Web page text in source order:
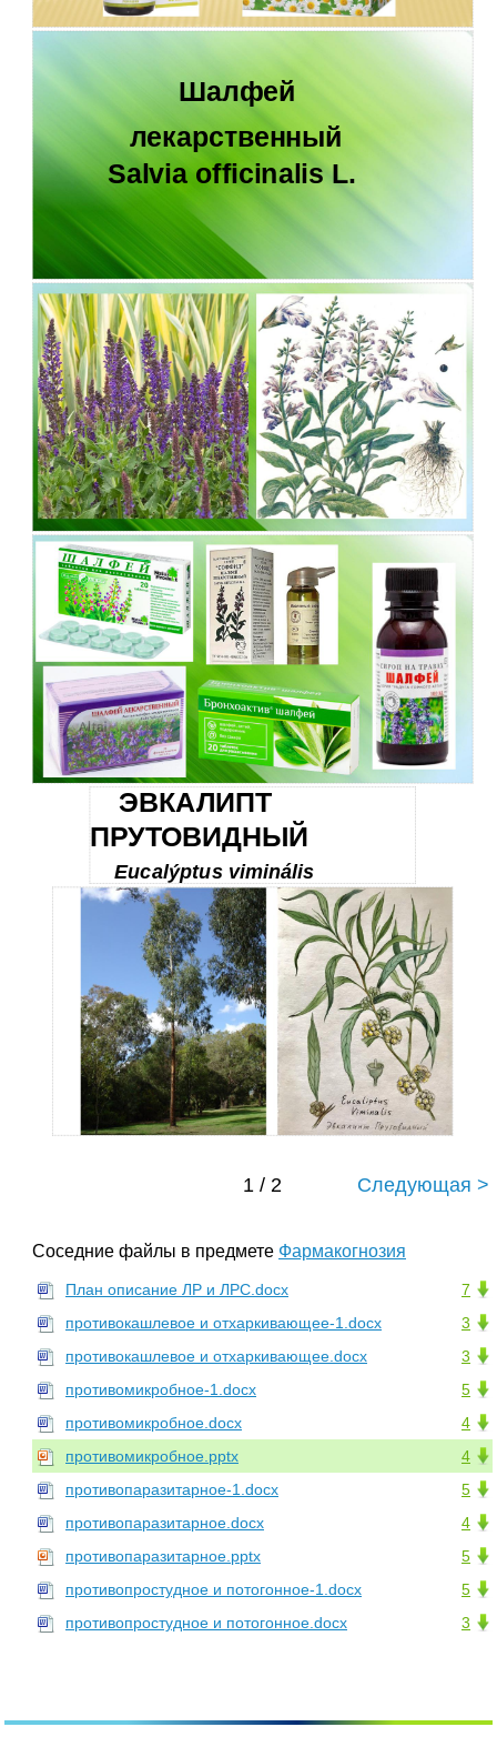
Шалфей
лекарственный
Salvia officinalis L.
ЭВКАЛИПТ
ПРУТОВИДНЫЙ
Eucalýptus viminális
1 / 2 Следующая >
Соседние файлы в предмете Фармакогнозия
7
План описание ЛР и ЛРС.docx
3
противокашлевое и отхаркивающее-1.docx
3
противокашлевое и отхаркивающее.docx
5
противомикробное-1.docx
4
противомикробное.docx
4
противомикробное.pptx
5
противопаразитарное-1.docx
4
противопаразитарное.docx
5
противопаразитарное.pptx
5
противопростудное и потогонное-1.docx
3
противопростудное и потогонное.docx